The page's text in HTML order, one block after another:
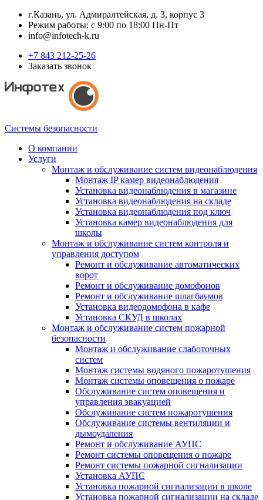
г.Казань, ул. Адмиралтейская, д. 3, корпус 3
Режим работы: с 9:00 по 18:00 Пн-Пт
info@infotech-k.ru
+7 843 212-25-26
Заказать звонок
Системы безопасности
О компании
Услуги
Монтаж и обслуживание систем видеонаблюдения
Монтаж IP камер видеонаблюдения
Установка видеонаблюдения в магазине
Установка видеонаблюдения на складе
Установка видеонаблюдения под ключ
Установка камер видеонаблюдения для
школы
Монтаж и обслуживание систем контроля и
управления доступом
Ремонт и обслуживание автоматических
ворот
Ремонт и обслуживание домофонов
Ремонт и обслуживание шлагбаумов
Установка видеодомофона в кафе
Установка СКУД в школах
Монтаж и обслуживание систем пожарной
безопасности
Монтаж и обслуживание слаботочных
систем
Монтаж системы водяного пожаротушения
Монтаж системы оповещения о пожаре
Обслуживание систем оповещения и
управления эвакуацией
Обслуживание систем пожаротушения
Обслуживание системы вентиляции и
дымоудаления
Ремонт и обслуживание АУПС
Ремонт системы оповещения о пожаре
Ремонт системы пожарной сигнализации
Установка АУПС
Установка пожарной сигнализации в школе
Установка пожарной сигнализации на складе